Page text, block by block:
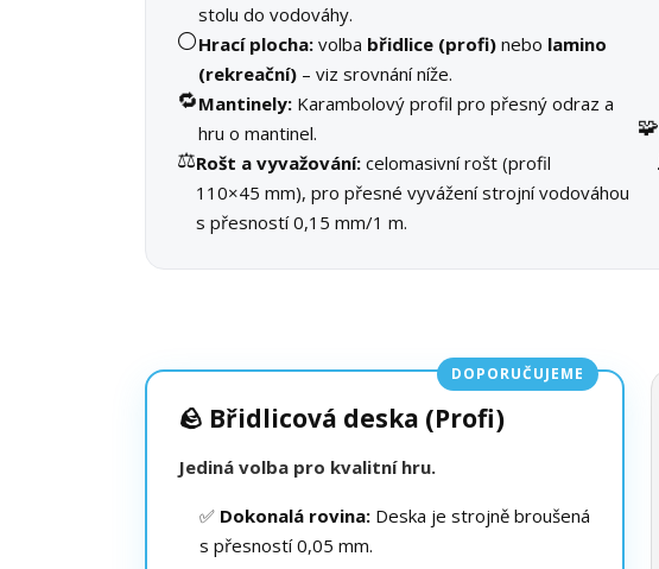
stolu do vodováhy.
⚪Hrací plocha: volba břidlice (profi) nebo lamino
(rekreační) – viz srovnání níže.
🔁Mantinely: Karambolový profil pro přesný odraz a
hru o mantinel.
⚖️Rošt a vyvažování: celomasivní rošt (profil
110×45 mm), pro přesné vyvážení strojní vodováhou
s přesností 0,15 mm/1 m.
🧩
DOPORUČUJEME
🪨 Břidlicová deska (Profi)
Jediná volba pro kvalitní hru.
✅ Dokonalá rovina: Deska je strojně broušená
s přesností 0,05 mm.